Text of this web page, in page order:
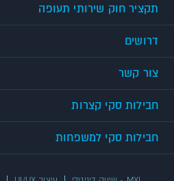
תקציר חוק שירותי תעופה
דרושים
צור קשר
חבילות סקי קצרות
חבילות סקי למשפחות